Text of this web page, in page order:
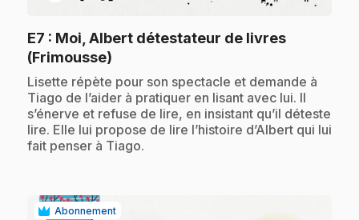
E7 : Moi, Albert détestateur de livres
(Frimousse)
.Lisette répète pour son spectacle et demande à
Tiago de l’aider à pratiquer en lisant avec lui. Il
s’énerve et refuse de lire, en insistant qu’il déteste
lire. Elle lui propose de lire l’histoire d’Albert qui lui
fait penser à Tiago.
Abonnement